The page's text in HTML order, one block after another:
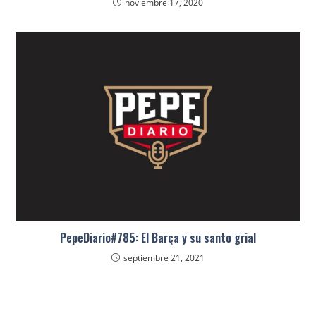
PepeDiario#785: El Barça y su santo grial
septiembre 21, 2021